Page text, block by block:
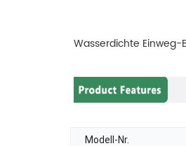
Wasserdichte
Modell-Nr.